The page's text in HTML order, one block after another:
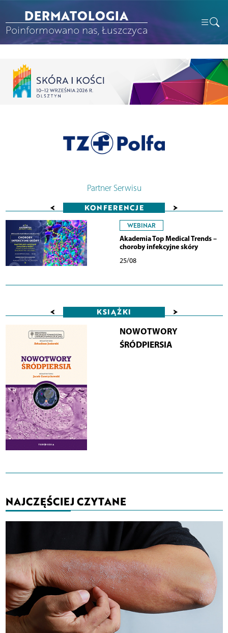
DERMATOLOGIA
Poinformowano nas, Łuszczyca
Partner Serwisu
< KONFERENCJE >
WEBINAR
Akademia Top Medical Trends –
choroby infekcyjne skóry
25/08
< KSIĄŻKI >
NOWOTWORY
ŚRÓDPIERSIA
NAJCZĘŚCIEJ CZYTANE